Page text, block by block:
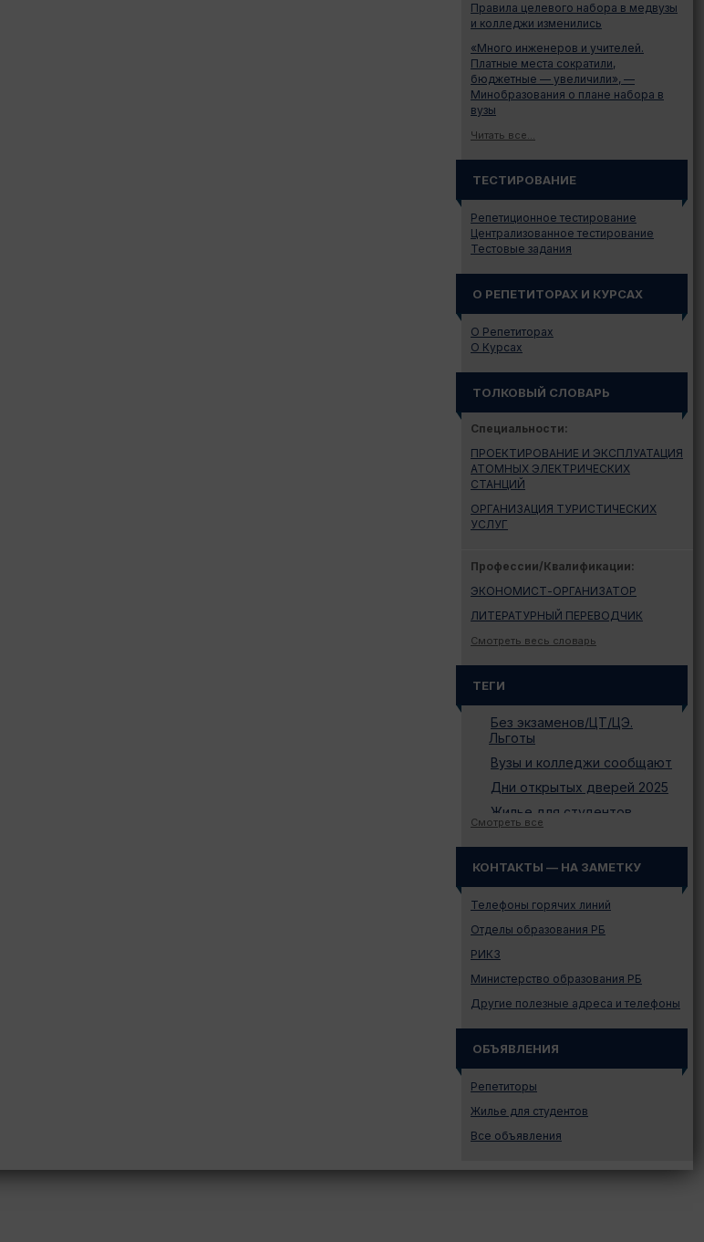
Правила целевого набора в медвузы
и колледжи изменились
«Много инженеров и учителей.
Платные места сократили,
бюджетные — увеличили», —
Минобразования о плане набора в
вузы
Читать все...
ТЕСТИРОВАНИЕ
Репетиционное тестирование
Централизованное тестирование
Тестовые задания
О РЕПЕТИТОРАХ И КУРСАХ
О Репетиторах
О Курсах
ТОЛКОВЫЙ СЛОВАРЬ
Специальности:
ПРОЕКТИРОВАНИЕ И ЭКСПЛУАТАЦИЯ
АТОМНЫХ ЭЛЕКТРИЧЕСКИХ
СТАНЦИЙ
ОРГАНИЗАЦИЯ ТУРИСТИЧЕСКИХ
УСЛУГ
Профессии/Квалификации:
ЭКОНОМИСТ-ОРГАНИЗАТОР
ЛИТЕРАТУРНЫЙ ПЕРЕВОДЧИК
Смотреть весь словарь
ТЕГИ
Без экзаменов/ЦТ/ЦЭ.
Льготы
Вузы и колледжи сообщают
Дни открытых дверей 2025
Жилье для студентов
Иностранному абитуриенту
Куда поступать на твою
специальность?
Куда поступать? — Это надо
только
Подготовительные курсы
Подготовка к ЦЭ и ЦТ.
Репетиторы
Поступление в вузы
Поступление в колледжи
Профориентация
Проходные баллы в вузах
Смотреть все
КОНТАКТЫ — НА ЗАМЕТКУ
Телефоны горячих линий
Отделы образования РБ
РИКЗ
Министерство образования РБ
Другие полезные адреса и телефоны
ОБЪЯВЛЕНИЯ
Репетиторы
Жилье для студентов
Все объявления